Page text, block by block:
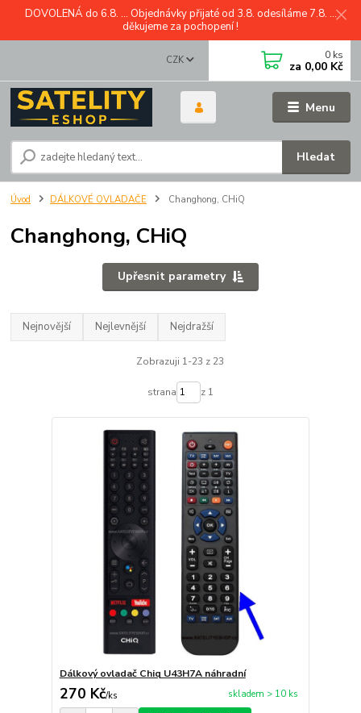
DOVOLENÁ do 6.8. ... Objednávky přijaté od 3.8. odesíláme 7.8. ...
děkujeme za pochopení !
Menu
CZK
Hledat
0 ks
za 0,00 Kč
Úvod DÁLKOVÉ OVLADAČE Changhong, CHiQ
Changhong, CHiQ
Upřesnit parametry
Nejnovější Nejlevnější Nejdražší
Zobrazuji 1-23 z 23
strana z 1
Dálkový ovladač Chiq U43H7A náhradní
270 Kč/ks skladem > 10 ks